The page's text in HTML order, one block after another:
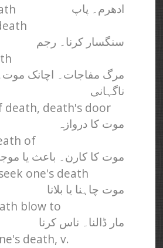
ادھرم۔ پاپ
سنگسار کرنا۔ رجم
مرگ مفاجات۔ اچانک
ناگہانی
death, death's door
موت کا دروازہ
of
موت کا کارن۔ باعث یا
one's death
موت چاہنا یا بلانا
blow to
مار ڈالنا۔ ناس کرنا
death, v.